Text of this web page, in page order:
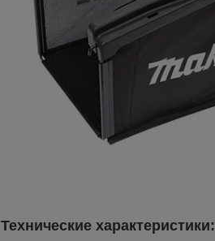
Технические характеристики: